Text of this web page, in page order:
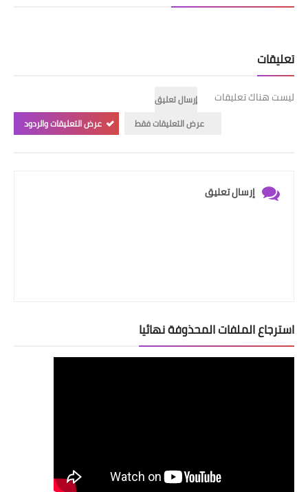
تعليقات
ليست هناك تعليقات
إرسال تعليق
عرض التعليقات فقط
عرض التعليقات والردود
إرسال تعليق
استرجاع الملفات المحذوفة نهائيا